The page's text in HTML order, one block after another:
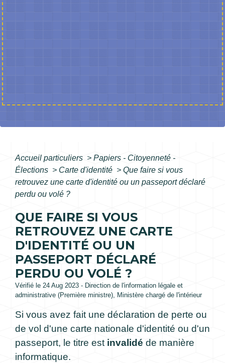
Accueil particuliers > Papiers - Citoyenneté -
Élections > Carte d'identité > Que faire si vous
retrouvez une carte d'identité ou un passeport déclaré
perdu ou volé ?
QUE FAIRE SI VOUS
RETROUVEZ UNE CARTE
D'IDENTITÉ OU UN
PASSEPORT DÉCLARÉ
PERDU OU VOLÉ ?
Vérifié le 24 Aug 2023 - Direction de l'information légale et
administrative (Première ministre), Ministère chargé de l'intérieur
Si vous avez fait une déclaration de perte ou
de vol d'une carte nationale d'identité ou d'un
passeport, le titre est invalidé de manière
informatique.